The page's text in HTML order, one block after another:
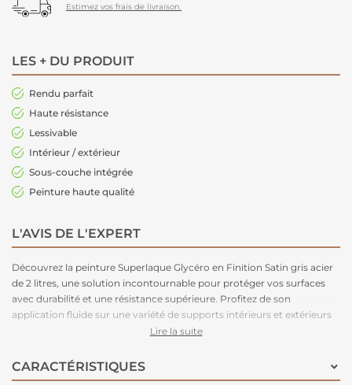
Estimez vos frais de livraison.
LES + DU PRODUIT
Rendu parfait
Haute résistance
Lessivable
Intérieur / extérieur
Sous-couche intégrée
Peinture haute qualité
L'AVIS DE L'EXPERT
Découvrez la peinture Superlaque Glycéro en Finition Satin gris acier
de 2 litres, une solution incontournable pour protéger vos surfaces
avec durabilité et une résistance supérieure. Profitez de son
application fluide sur une variété de supports intérieurs et extérieurs
tels que plinthes, boiseries, radiateurs, portes... Cette formule de
une longévité remarquable, garantissant une protection durable tout
en embellissant vos espaces avec style et précision.
Lire la suite
CARACTÉRISTIQUES